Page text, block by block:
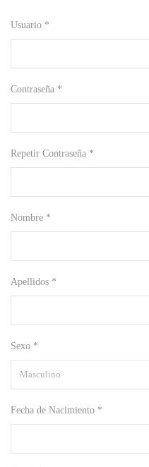
Usuario *
Contraseña *
Repetir Contraseña *
Nombre *
Apellidos *
Sexo *
Fecha de Nacimiento *